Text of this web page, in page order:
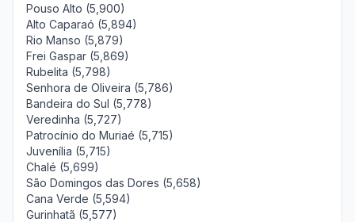
Pouso Alto (5,900)
Alto Caparaó (5,894)
Rio Manso (5,879)
Frei Gaspar (5,869)
Rubelita (5,798)
Senhora de Oliveira (5,786)
Bandeira do Sul (5,778)
Veredinha (5,727)
Patrocínio do Muriaé (5,715)
Juvenília (5,715)
Chalé (5,699)
São Domingos das Dores (5,658)
Cana Verde (5,594)
Gurinhatã (5,577)